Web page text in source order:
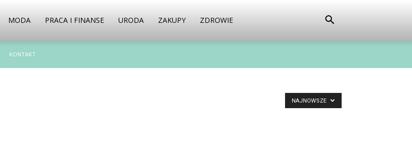
MODA PRACA I FINANSE URODA ZAKUPY ZDROWIE
KONTAKT
NAJNOWSZE